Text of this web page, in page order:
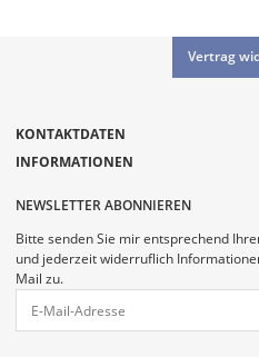
Vertrag
KONTAKTDATEN
INFORMATIONEN
NEWSLETTER ABONNIEREN
Bitte senden Sie mir entsprechend
und jederzeit widerruflich
Mail zu.